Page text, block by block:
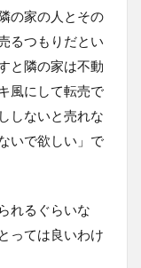
の家の人とその
るつもりだとい
と隣の家は不動
風にして転売で
しないと売れな
いで欲しい」で
れるぐらいな
っては良いわけ